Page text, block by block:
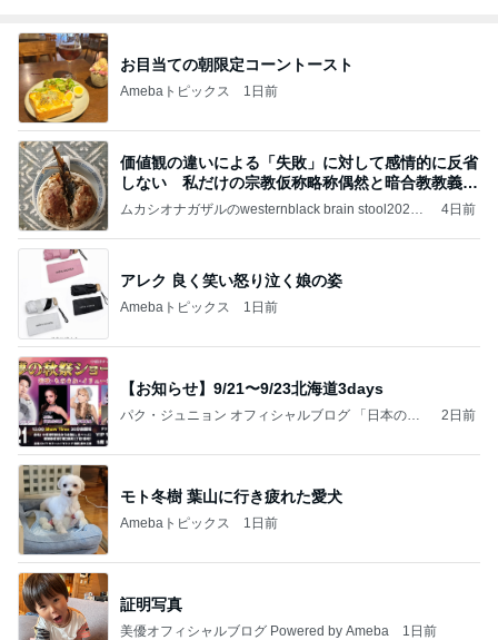
お目当ての朝限定コーントースト
Amebaトピックス 1日前
価値観の違いによる「失敗」に対して感情的に反省
しない 私だけの宗教仮称略称偶然と暗合教教義候
補
ムカシオナガザルのwesternblack brain stool2024
ガザル
4日前
アレク 良く笑い怒り泣く娘の姿
Amebaトピックス 1日前
【お知らせ】9/21〜9/23北海道3days
パク・ジュニョン オフィシャルブログ 「日本の
2日前
モト冬樹 葉山に行き疲れた愛犬
Amebaトピックス 1日前
証明写真
美優オフィシャルブログ Powered by Ameba 1日前